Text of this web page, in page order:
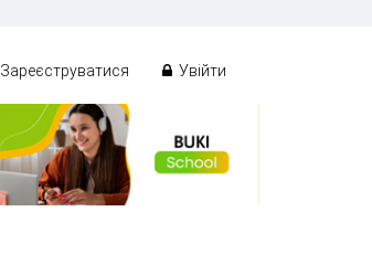
Зареєструватися Увійти